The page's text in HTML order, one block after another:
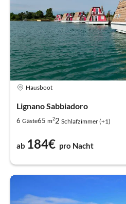
Hausboot
Lignano Sabbiadoro
6 Gäste65 m22 Schlafzimmer (+1)
ab 184€ pro Nacht